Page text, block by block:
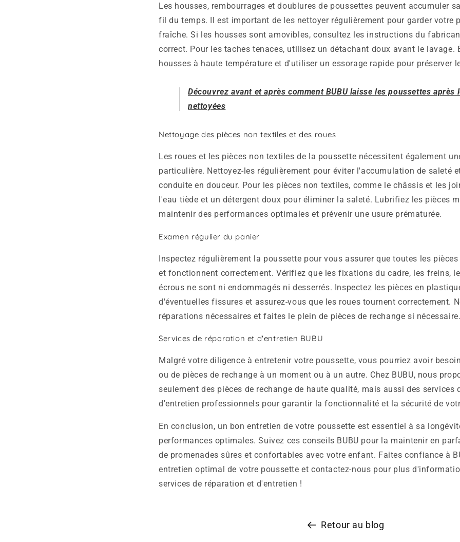
Les housses, rembourrages et doublures de poussettes peuvent accumuler
fil du temps. Il est important de les nettoyer régulièrement pour garder votre
fraîche. Si les housses sont amovibles, consultez les instructions du
correct. Pour les taches tenaces, utilisez un détachant doux avant le lavage.
housses à haute température et d'utiliser un essorage rapide pour préserver
Découvrez avant et après comment BUBU laisse les poussettes après
nettoyées
Nettoyage des pièces non textiles et des roues
Les roues et les pièces non textiles de la poussette nécessitent également
particulière. Nettoyez-les régulièrement pour éviter l'accumulation de saleté
conduite en douceur. Pour les pièces non textiles, comme le châssis et les
l'eau tiède et un détergent doux pour éliminer la saleté. Lubrifiez les pièces
maintenir des performances optimales et prévenir une usure prématurée.
Examen régulier du panier
Inspectez régulièrement la poussette pour vous assurer que toutes les
et fonctionnent correctement. Vérifiez que les fixations du cadre, les freins,
écrous ne sont ni endommagés ni desserrés. Inspectez les pièces en
d'éventuelles fissures et assurez-vous que les roues tournent correctement.
réparations nécessaires et faites le plein de pièces de rechange si
Services de réparation et d'entretien BUBU
Malgré votre diligence à entretenir votre poussette, vous pourriez avoir
ou de pièces de rechange à un moment ou à un autre. Chez BUBU, nous
seulement des pièces de rechange de haute qualité, mais aussi des services
d'entretien professionnels pour garantir la fonctionnalité et la sécurité de
En conclusion, un bon entretien de votre poussette est essentiel à sa
performances optimales. Suivez ces conseils BUBU pour la maintenir en
de promenades sûres et confortables avec votre enfant. Faites confiance à
entretien optimal de votre poussette et contactez-nous pour plus
services de réparation et d'entretien !
Retour au blog